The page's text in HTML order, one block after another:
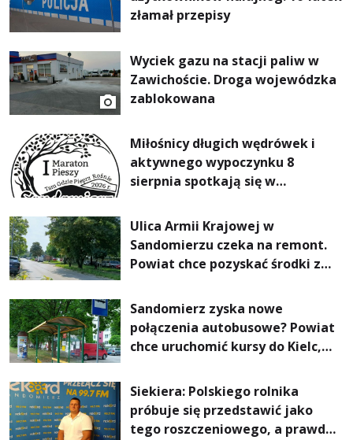
złamał przepisy
Wyciek gazu na stacji paliw w
Zawichoście. Droga wojewódzka
zablokowana
Miłośnicy długich wędrówek i
aktywnego wypoczynku 8
sierpnia spotkają się w
Pieszym „Tam Gdzie Pieprz
Rośnie”
Ulica Armii Krajowej w
Sandomierzu czeka na remont.
Powiat chce pozyskać środki z
Dróg
Sandomierz zyska nowe
połączenia autobusowe? Powiat
chce uruchomić kursy do Kielc,
Siekiera: Polskiego rolnika
próbuje się przedstawić jako
tego roszczeniowego, a prawda